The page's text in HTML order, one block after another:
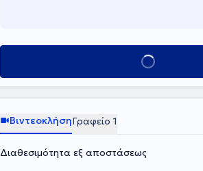
Κλείσε ραντεβού
ΒιντεοκλήσηΓραφείο 1
Διαθεσιμότητα εξ αποστάσεως